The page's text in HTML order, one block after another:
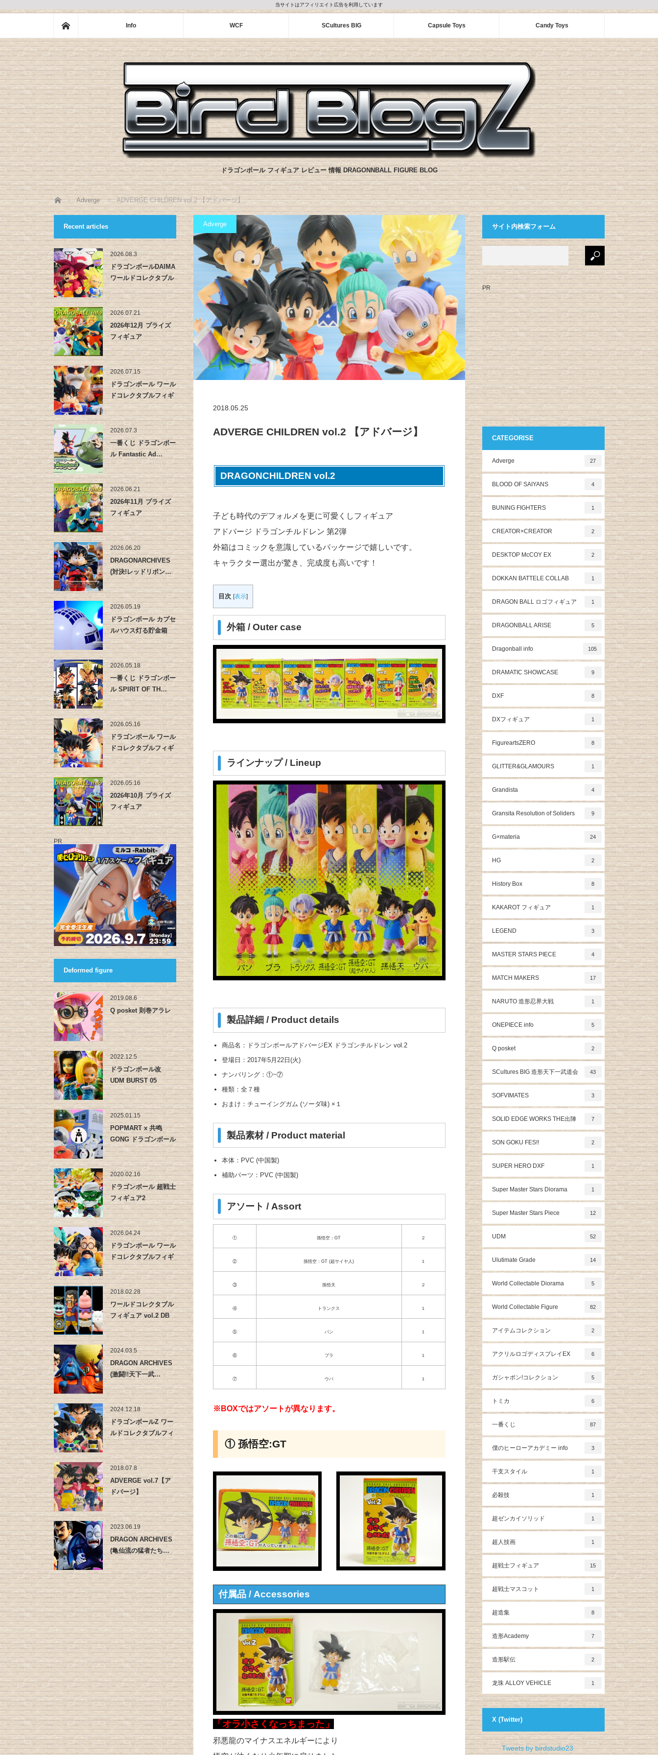
当サイトはアフィリエイト広告を利用しています
Info WCF SCultures BIG Capsule Toys Candy Toys
ドラゴンボール フィギュア レビュー 情報 DRAGONNBALL FIGURE BLOG
ホーム Adverge ADVERGE CHILDREN vol.2 【アドバージ】
Adverge
2018.05.25
ADVERGE CHILDREN vol.2 【アドバージ】
DRAGONCHILDREN vol.2
子ども時代のデフォルメを更に可愛くしフィギュア
アドバージ ドラゴンチルドレン 第2弾
外箱はコミックを意識しているパッケージで嬉しいです。
キャラクター選出が驚き、完成度も高いです！
目次 [表示]
外箱 / Outer case
ラインナップ / Lineup
製品詳細 / Product details
商品名：ドラゴンボールアドバージEX ドラゴンチルドレン vol.2
登場日：2017年5月22日(火)
ナンバリング：①~⑦
種類：全７種
おまけ：チューイングガム (ソーダ味) ×１
製品素材 / Product material
本体：PVC (中国製)
補助パーツ：PVC (中国製)
アソート / Assort
① 孫悟空：GT ２
② 孫悟空：GT (超サイヤ人) １
③ 孫悟天 ２
④ トランクス １
⑤ パン １
⑥ ブラ １
⑦ ウパ １
※BOXではアソートが異なります。
① 孫悟空:GT
付属品 / Accessories
「オラ小さくなっちまった」
邪悪龍のマイナスエネルギーにより
Recent articles
2026.08.3
ドラゴンボールDAIMA
ワールドコレクタブル
フィ…
2026.07.21
2026年12月 プライズ
フィギュア
2026.07.15
ドラゴンボール ワール
ドコレクタブルフィギ
ュア -…
2026.07.3
一番くじ ドラゴンボー
ル Fantastic Ad…
2026.06.21
2026年11月 プライズ
フィギュア
2026.06.20
DRAGONARCHIVES
(対決!レッドリボン…
2026.05.19
ドラゴンボール カプセ
ルハウス灯る貯金箱
2026.05.18
一番くじ ドラゴンボー
ル SPIRIT OF TH…
2026.05.16
ドラゴンボール ワール
ドコレクタブルフィギ
ュア -…
2026.05.16
2026年10月 プライズ
フィギュア
PR
Deformed figure
2019.08.6
Q posket 則巻アラレ
2022.12.5
ドラゴンボール改
UDM BURST 05
2025.01.15
POPMART x 共鸣
GONG ドラゴンボール
…
2020.02.16
ドラゴンボール 超戦士
フィギュア2
2026.04.24
ドラゴンボール ワール
ドコレクタブルフィギ
ュア -…
2018.02.28
ワールドコレクタブル
フィギュア vol.2 DB
超…
2024.03.5
DRAGON ARCHIVES
(激闘!!天下一武…
2024.12.18
ドラゴンボールZ ワー
ルドコレクタブルフィ
ギュア…
2018.07.8
ADVERGE vol.7【ア
ドバージ】
2023.06.19
DRAGON ARCHIVES
(亀仙流の猛者たち…
サイト内検索フォーム
PR
CATEGORISE
Adverge 27
BLOOD OF SAIYANS 4
BUNING FIGHTERS 1
CREATOR×CREATOR 2
DESKTOP McCOY EX 2
DOKKAN BATTELE COLLAB 1
DRAGON BALL ロゴフィギュア 1
DRAGONBALL ARISE 5
Dragonball info 105
DRAMATIC SHOWCASE 9
DXF 8
DXフィギュア 1
FigureartsZERO 8
GLITTER&GLAMOURS 1
Grandista 4
Gransita Resolution of Soliders 9
G×materia 24
HG 2
History Box 8
KAKAROT フィギュア 1
LEGEND 3
MASTER STARS PIECE 4
MATCH MAKERS 17
NARUTO 造形忍界大戦 1
ONEPIECE info 5
Q posket 2
SCultures BIG 造形天下一武道会 43
SOFVIMATES 3
SOLID EDGE WORKS THE出陣 7
SON GOKU FES!! 2
SUPER HERO DXF 1
Super Master Stars Diorama 1
Super Master Stars Piece 12
UDM 52
Ulutimate Grade 14
World Collectable Diorama 5
World Collectable Figure 82
アイテムコレクション 2
アクリルロゴディスプレイEX 6
ガシャポン!コレクション 5
トミカ 6
一番くじ 87
僕のヒーローアカデミー info 3
干支スタイル 1
必殺技 1
超ゼンカイソリッド 1
超人技画 1
超戦士フィギュア 15
超戦士マスコット 1
超造集 8
造形Academy 7
造形駅伝 2
龙珠 ALLOY VEHICLE 1
X (Twitter)
Tweets by birdstudio23